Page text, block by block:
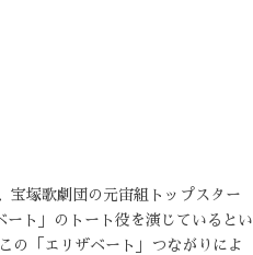
宝塚歌劇団の元宙組トップスター
ト」のトート役を演じているとい
の「エリザベート」つながりによ